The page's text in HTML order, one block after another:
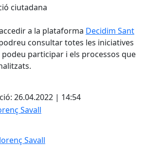
ciutadana
a la plataforma Decidim Sant
consultar totes les iniciatives
participar i els processos que
26.04.2022 | 14:54
Savall
Savall